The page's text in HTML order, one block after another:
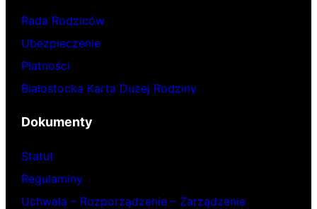
Rada Rodziców
Ubezpieczenie
Płatności
Białostocka Karta Dużej Rodziny
Dokumenty
Statut
Regulaminy
Uchwała – Rozporządzenie – Zarządzenie